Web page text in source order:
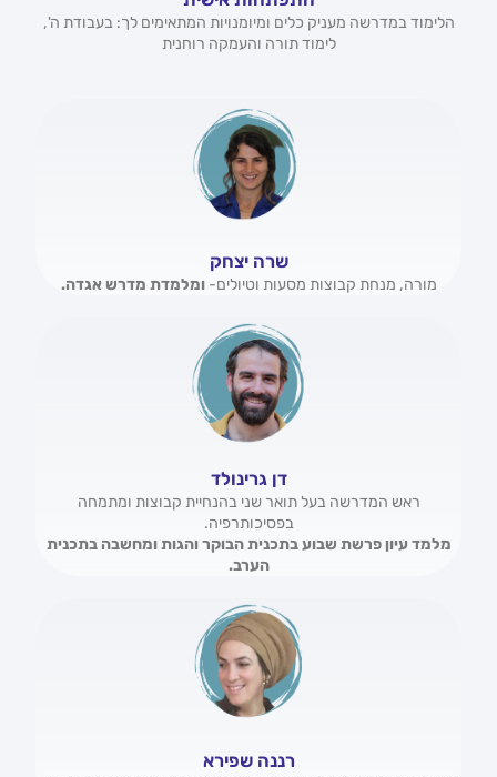
הלימוד במדרשה מעניק כלים ומיומנויות המתאימים לך: בעבודת ה',
לימוד תורה והעמקה רוחנית
שרה יצחק
מורה, מנחת קבוצות מסעות וטיולים-ומלמדת מדרש אגדה.
דן גרינולד
ראש המדרשה בעל תואר שני בהנחיית קבוצות ומתמחה
בפסיכותרפיה.
מלמד עיון פרשת שבוע בתכנית הבוקר והגות ומחשבה בתכנית
הערב.
רננה שפירא